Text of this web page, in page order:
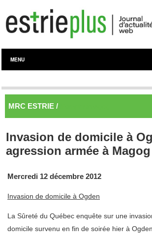
MENU
MRC ESTRIE /
Invasion de domicile à
agression armée à Magog
Mercredi 12 décembre 2012
Invasion de domicile à Ogden
La Sûreté du Québec enquête sur une
domicile survenu en fin de soirée hier à